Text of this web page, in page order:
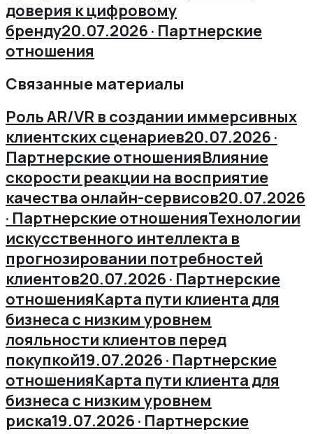
доверия к цифровому
бренду20.07.2026 · Партнерские
отношения
Связанные материалы
Роль AR/VR в создании иммерсивных
клиентских сценариев20.07.2026 ·
Партнерские отношенияВлияние
скорости реакции на восприятие
качества онлайн-сервисов20.07.2026
· Партнерские отношенияТехнологии
искусственного интеллекта в
прогнозировании потребностей
клиентов20.07.2026 · Партнерские
отношенияКарта пути клиента для
бизнеса с низким уровнем
лояльности клиентов перед
покупкой19.07.2026 · Партнерские
отношенияКарта пути клиента для
бизнеса с низким уровнем
риска19.07.2026 · Партнерские